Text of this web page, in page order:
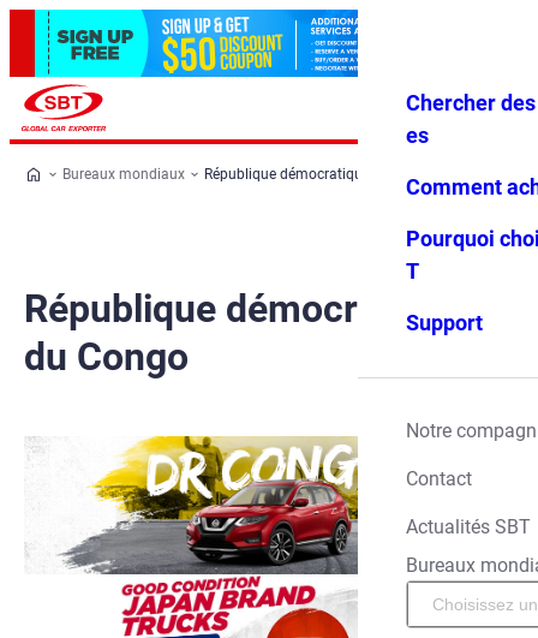
Se conne
Favoris Menu
Chercher
es
Comment
Pourquoi
T
Support
Notre
Contact
Actualités SBT
Bureaux
Bureaux mondiaux République démocratique du Congo
République démocratique
du Congo